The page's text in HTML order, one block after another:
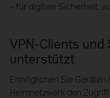
– für digitale Sicherheit,
VPN‑Clients
unterstützt
Ermöglichen Sie Geräten
Heimnetzwerk den